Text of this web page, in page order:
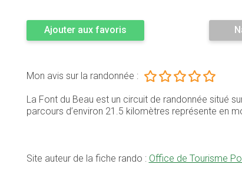
Ajouter aux favoris
Mon avis sur la randonnée :
La Font du Beau est un circuit de randonnée situé
parcours d’environ 21.5 kilomètres représente en
Site auteur de la fiche rando : Office de Tourisme